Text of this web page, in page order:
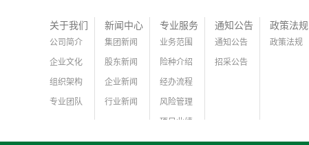
关于我们
公司简介
企业文化
组织架构
专业团队
新闻中心
集团新闻
股东新闻
企业新闻
行业新闻
专业服务
业务范围
险种介绍
经办流程
风险管理
项目业绩
通知公告
通知公告
招采公告
政策法规
政策法规